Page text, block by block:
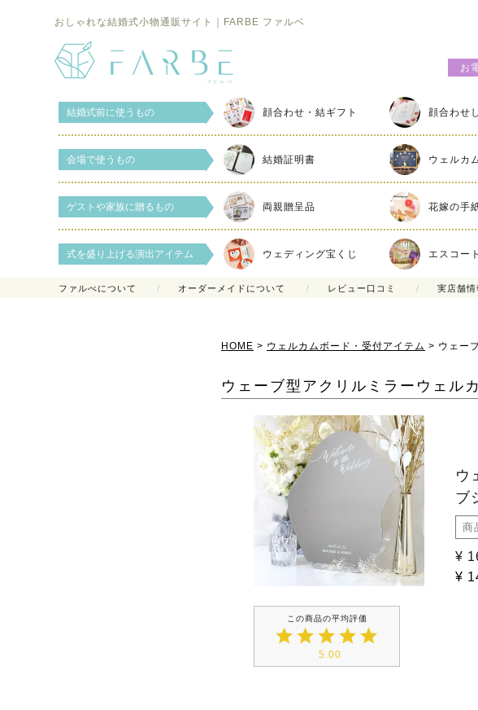
おしゃれな結婚式小物通販サイト｜FARBE ファルベ
お
結婚式前に使うもの 顔合わせ・結ギフト 顔合わせ
会場で使うもの 結婚証明書 ウェルカ
ゲストや家族に贈るもの 両親贈呈品 花嫁の手
式を盛り上げる演出アイテム ウェディング宝くじ エスコー
ファルべについて オーダーメイドについて レビュー口コミ 実店舗情
HOME ウェルカムボード・受付アイテム ウェー
ウェーブ型アクリルミラーウェル
ウ
ブ
商
¥
¥
5.00